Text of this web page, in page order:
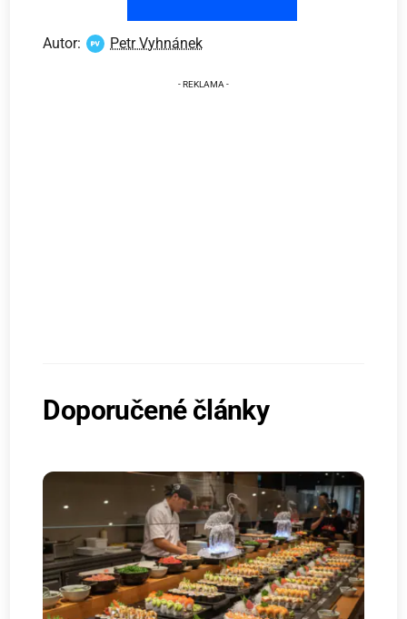
Autor: Petr Vyhnánek
Doporučené články